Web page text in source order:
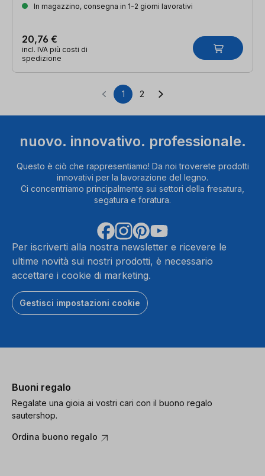
In magazzino, consegna in 1-2 giorni lavorativi
20,76 €
incl. IVA più costi di
spedizione
Pagina
1 Pagina
2
nuovo. innovativo. professionale.
Questo è ciò che rappresentiamo! Da noi troverete prodotti
innovativi per la lavorazione del legno.
Ci concentriamo principalmente sui settori della fresatura,
segatura e foratura.
Per iscriverti alla nostra newsletter e ricevere le
ultime novità sui nostri prodotti, è necessario
accettare i cookie di marketing.
Gestisci impostazioni cookie
Buoni regalo
Regalate una gioia ai vostri cari con il buono regalo
sautershop.
Ordina buono regalo